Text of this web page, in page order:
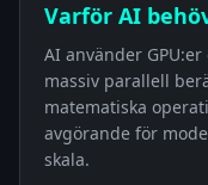
Varför AI
AI använder
massiv parallell
matematiska
avgörande för
skala.